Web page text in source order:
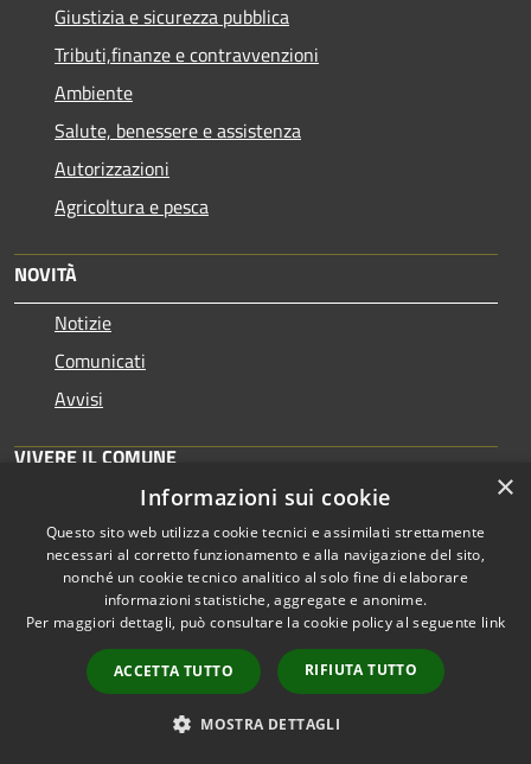
Giustizia e sicurezza pubblica
Tributi,finanze e contravvenzioni
Ambiente
Salute, benessere e assistenza
Autorizzazioni
Agricoltura e pesca
NOVITÀ
Notizie
Comunicati
Avvisi
VIVERE IL COMUNE
Eventi
CONTATTI
Corso Martiri della Libertà, 33 - 10073 Cirié (TO)
Telefono: 0119218111
Codice Fiscale: 83000390019
×
Informazioni sui cookie
Questo sito web utilizza cookie tecnici e assimilati strettamente
necessari al corretto funzionamento e alla navigazione del sito,
nonché un cookie tecnico analitico al solo fine di elaborare
informazioni statistiche, aggregate e anonime.
Per maggiori dettagli, può consultare la cookie policy al seguente link
ACCETTA TUTTO RIFIUTA TUTTO
MOSTRA DETTAGLI